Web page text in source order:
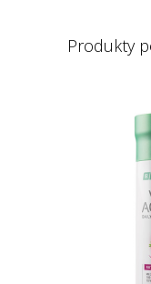
Produkty